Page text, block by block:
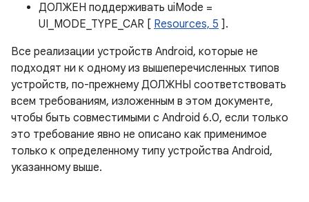
ДОЛЖЕН поддерживать uiMode =
UI_MODE_TYPE_CAR [ Resources, 5 ].
Все реализации устройств Android, которые не
подходят ни к одному из вышеперечисленных типов
устройств, по-прежнему ДОЛЖНЫ соответствовать
всем требованиям, изложенным в этом документе,
чтобы быть совместимыми с Android 6.0, если только
это требование явно не описано как применимое
только к определенному типу устройства Android,
указанному выше.